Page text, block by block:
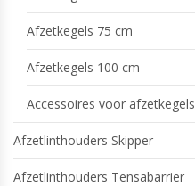
Afzetkegels 75 cm
Afzetkegels 100 cm
Accessoires voor afzetkegels
Afzetlinthouders Skipper
Afzetlinthouders Tensabarrier